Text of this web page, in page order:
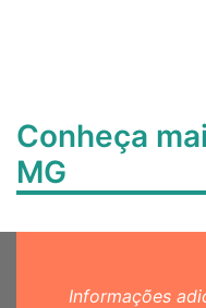
Conheça
MG
Informações